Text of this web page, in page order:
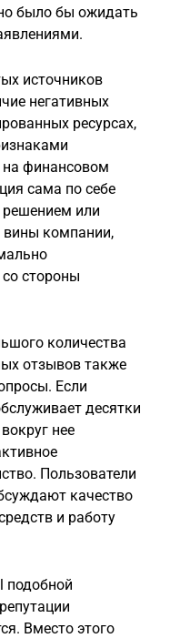
было бы ожидать
источников
негативных
ресурсах,
на финансовом
сама по себе
или
компании,
стороны
количества
отзывов также
Если
десятки
нее
Пользователи
качество
и работу
подобной
Вместо этого